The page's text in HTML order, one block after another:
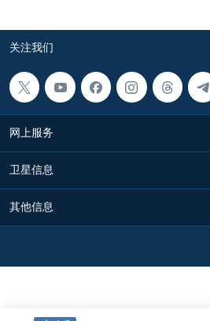
关注我们
网上服务
卫星信息
其他信息